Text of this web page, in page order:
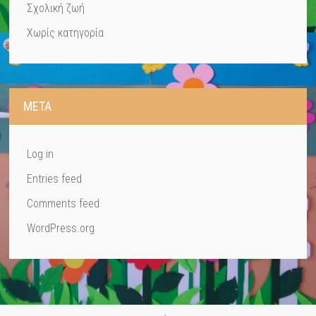
Σχολική ζωή
Χωρίς κατηγορία
META
Log in
Entries feed
Comments feed
WordPress.org